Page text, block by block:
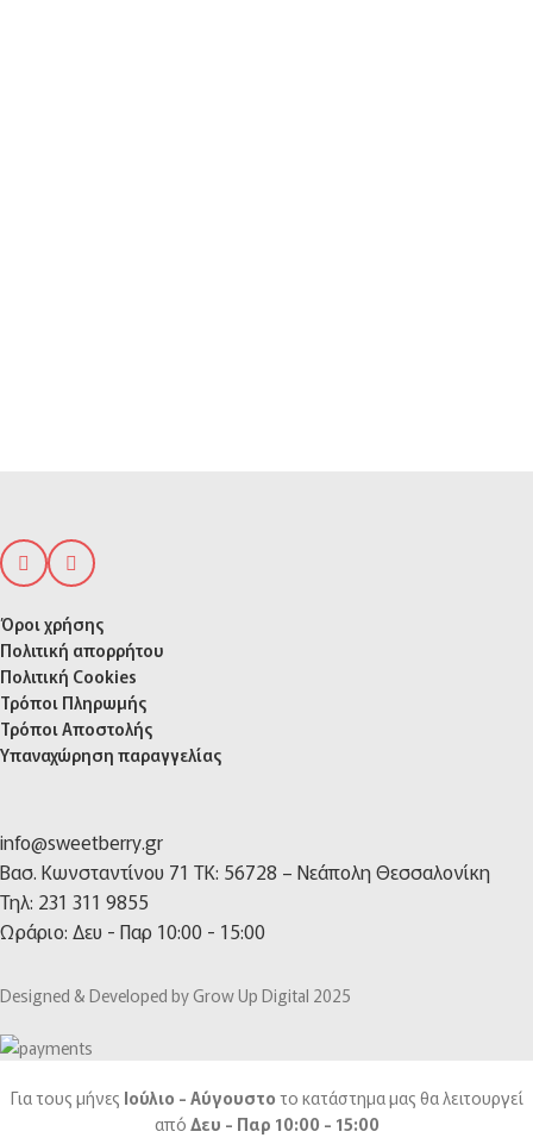
Όροι χρήσης
Πολιτική απορρήτου
Πολιτική Cookies
Τρόποι Πληρωμής
Τρόποι Αποστολής
Υπαναχώρηση παραγγελίας
info@sweetberry.gr
Βασ. Κωνσταντίνου 71 TK: 56728 – Νεάπολη Θεσσαλονίκη
Τηλ: 231 311 9855
Ωράριο: Δευ - Παρ 10:00 - 15:00
Designed & Developed by Grow Up Digital 2025
Για τους μήνες Ιούλιο - Αύγουστο το κατάστημα μας θα λειτουργεί
από Δευ - Παρ 10:00 - 15:00